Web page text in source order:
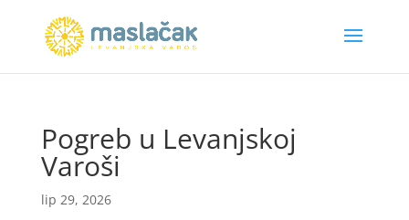
Pogreb u Levanjskoj
Varoši
lip 29, 2026